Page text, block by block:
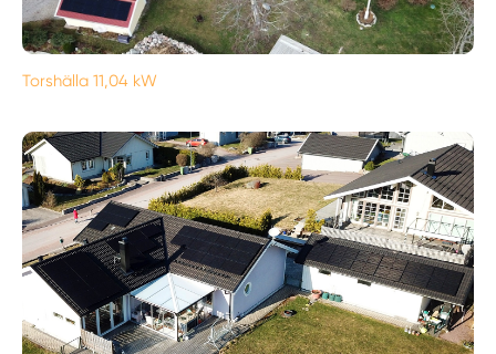
Torshälla 11,04 kW